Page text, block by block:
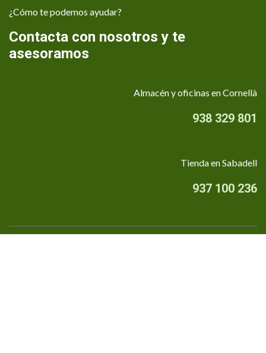
¿Cómo te podemos ayudar?
Contacta con nosotros y te
asesoramos
Almacén y oficinas en Cornellà
938 329 801
Tienda en Sabadell
937 100 236